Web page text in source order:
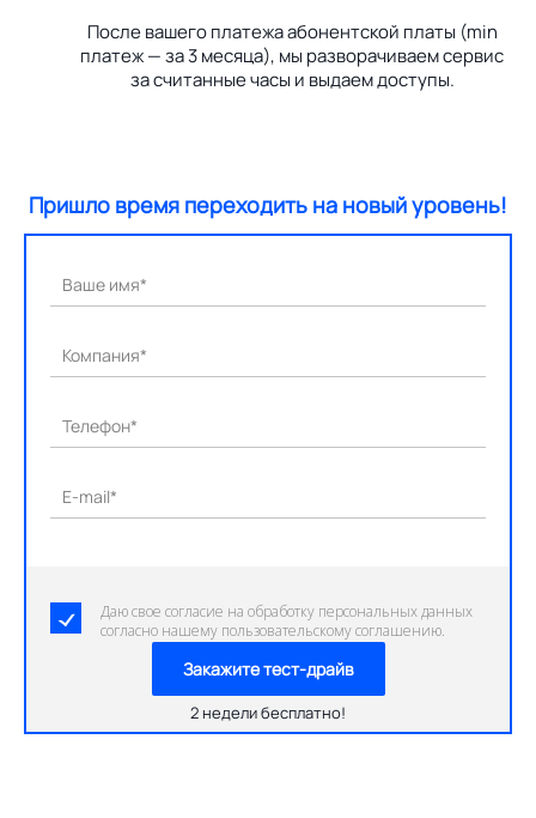
После вашего платежа абонентской платы (min
платеж — за 3 месяца), мы разворачиваем сервис
за считанные часы и выдаем доступы.
Пришло время переходить на новый уровень!
Ваше имя*
Компания*
Телефон*
E-mail*
Даю свое согласие на обработку персональных данных
согласно нашему пользовательскому соглашению.
Закажите тест-драйв
2 недели бесплатно!